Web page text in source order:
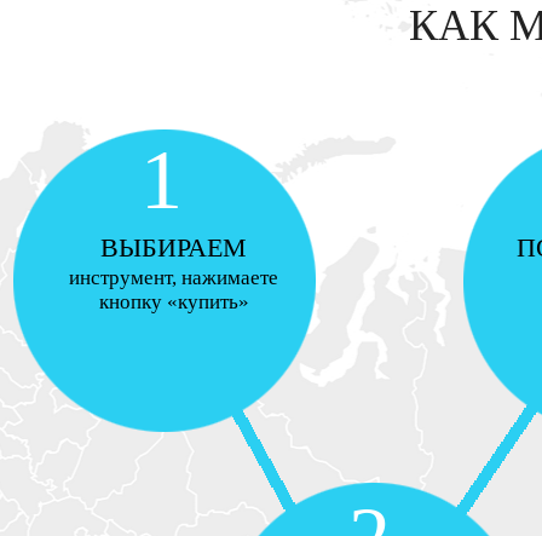
КАК
1
ВЫБИРАЕМ
инструмент, нажимаете
кнопку «купить»